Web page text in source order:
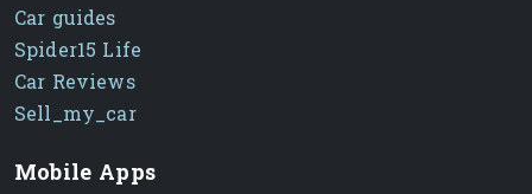
Car guides
Spider15 Life
Car Reviews
Sell_my_car
Mobile Apps